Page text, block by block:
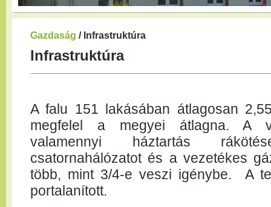
Gazdaság / Infrastruktúra
Infrastruktúra
A falu 151 lakásában átlagosan
megfelel a megyei átlagna.A
valamennyi háztartás
csatornahálózatot és a vezetékes
több, mint 3/4-e veszi igénybe. A
portalanított.